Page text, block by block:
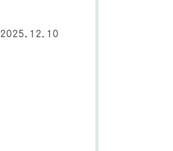
2025.12.10